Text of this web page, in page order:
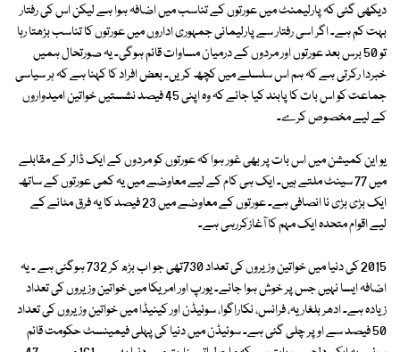
دیکھی گئی کہ پارلیمنٹ میں عورتوں کے تناسب میں اضافہ ہوا ہے لیکن اس کی رفتار
بہت کم ہے۔ اگر اسی رفتار سے پارلیمانی جمہوری اداروں میں عورتوں کا تناسب بڑھتا رہا
تو 50 برس بعد عورتوں اور مردوں کے درمیان مساوات قائم ہوگی۔ یہ صورتحال ہمیں
خبردا رکرتی ہے کہ ہم اس سلسلے میں کچھ کریں۔ بعض افراد کا کہنا ہے کہ ہر سیاسی
جماعت کو اس بات کا پابند کیا جائے کہ وہ اپنی 45 فیصد نشستیں خواتین امیدواروں
کے لیے مخصوص کرے۔
یو این کمیشن میں اس بات پر بھی غور ہوا کہ عورتوں کو مردوں کے ایک ڈالر کے مقابلے
میں 77 سینٹ ملتے ہیں۔ ایک ہی کام کے لیے معاوضے میں یہ کمی عورتوں کے ساتھ
ایک بڑی بڑی نا انصافی ہے۔ عورتوں کے معاوضے میں 23 فیصد کا یہ فرق مٹانے کے
لیے اقوام متحدہ ایک مہم کا آغازکررہی ہے۔
2015 کی دنیا میں خواتین وزیروں کی تعداد 730تھی جو اب بڑھ کر 732 ہوگئی ہے ۔ یہ
اضافہ ایسا نہیں جس پر خوش ہوا جائے۔ یورپ اور امریکا میں خواتین وزیروں کی تعداد
زیادہ ہے۔ ادھر بلغاریہ، فرانس، نکاراگوا، سوئیڈن اور کینیڈا میں خواتین وزیروں کی تعداد
50 فیصد سے اوپر چلی گئی ہے۔ سوئیڈن میں دنیا کی پہلی فیمینسٹ حکومت قائم